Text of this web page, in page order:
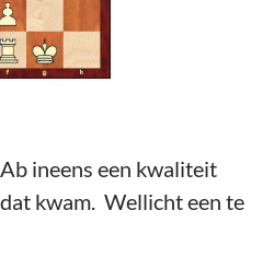
ineens een kwaliteit
kwam. Wellicht een te